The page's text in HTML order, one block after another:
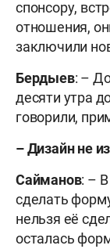
спонсору,
отношения,
заключили
Бердыев: –
десяти утра
говорили,
–Дизайн не
Сайманов: –
сделать
нельзя её
осталась